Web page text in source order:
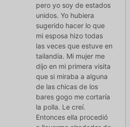
pero yo soy de estados
unidos. Yo hubiera
sugerido hacer lo que
mi esposa hizo todas
las veces que estuve en
tailandia. Mi mujer me
dijo en mi primera visita
que si miraba a alguna
de las chicas de los
bares gogo me cortaría
la polla. Le creí.
Entonces ella procedió